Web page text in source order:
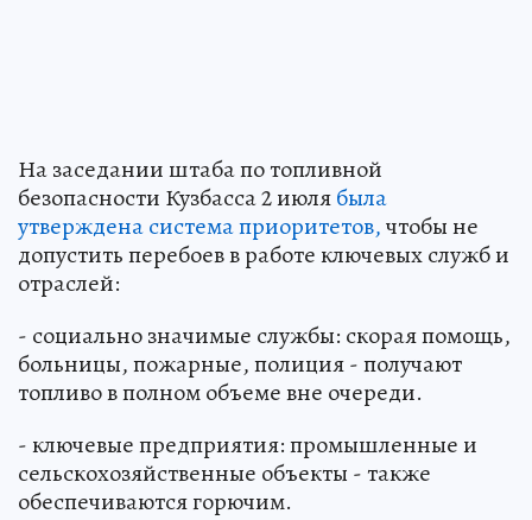
На заседании штаба по топливной
безопасности Кузбасса 2 июлябыла
утверждена система приоритетов,чтобы не
допустить перебоев в работе ключевых служб и
отраслей:
- социально значимые службы: скорая помощь,
больницы, пожарные, полиция - получают
топливо в полном объеме вне очереди.
- ключевые предприятия: промышленные и
сельскохозяйственные объекты - также
обеспечиваются горючим.